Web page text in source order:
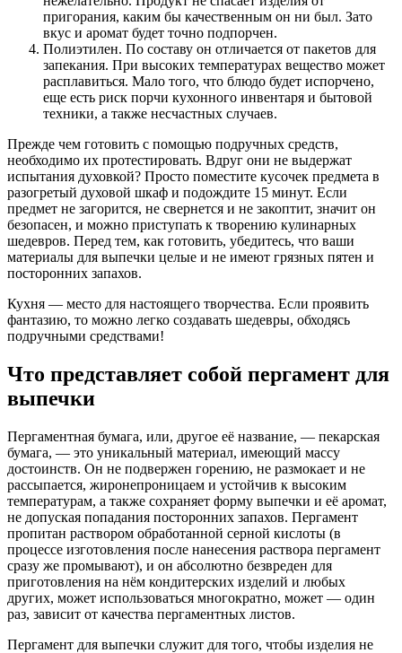
пригорания, каким бы качественным он ни был. Зато
вкус и аромат будет точно подпорчен.
Полиэтилен. По составу он отличается от пакетов для
запекания. При высоких температурах вещество может
расплавиться. Мало того, что блюдо будет испорчено,
еще есть риск порчи кухонного инвентаря и бытовой
техники, а также несчастных случаев.
Прежде чем готовить с помощью подручных средств,
необходимо их протестировать. Вдруг они не выдержат
испытания духовкой? Просто поместите кусочек предмета в
разогретый духовой шкаф и подождите 15 минут. Если
предмет не загорится, не свернется и не закоптит, значит он
безопасен, и можно приступать к творению кулинарных
шедевров. Перед тем, как готовить, убедитесь, что ваши
материалы для выпечки целые и не имеют грязных пятен и
посторонних запахов.
Кухня — место для настоящего творчества. Если проявить
фантазию, то можно легко создавать шедевры, обходясь
подручными средствами!
Что представляет собой пергамент для
выпечки
Пергаментная бумага, или, другое её название, — пекарская
бумага, — это уникальный материал, имеющий массу
достоинств. Он не подвержен горению, не размокает и не
рассыпается, жиронепроницаем и устойчив к высоким
температурам, а также сохраняет форму выпечки и её аромат,
не допуская попадания посторонних запахов. Пергамент
пропитан раствором обработанной серной кислоты (в
процессе изготовления после нанесения раствора пергамент
сразу же промывают), и он абсолютно безвреден для
приготовления на нём кондитерских изделий и любых
других, может использоваться многократно, может — один
раз, зависит от качества пергаментных листов.
Пергамент для выпечки служит для того, чтобы изделия не